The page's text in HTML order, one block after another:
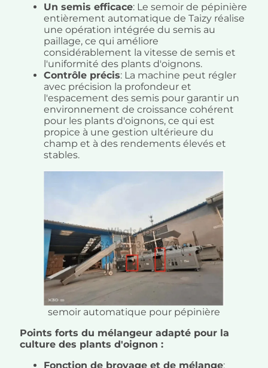
Un semis efficace: Le semoir de pépinière
entièrement automatique de Taizy réalise
une opération intégrée du semis au
paillage, ce qui améliore
considérablement la vitesse de semis et
l'uniformité des plants d'oignons.
Contrôle précis: La machine peut régler
avec précision la profondeur et
l'espacement des semis pour garantir un
environnement de croissance cohérent
pour les plants d'oignons, ce qui est
propice à une gestion ultérieure du
champ et à des rendements élevés et
stables.
semoir automatique pour pépinière
Points forts du mélangeur adapté pour la
culture des plants d'oignon :
Fonction de broyage et de mélange: